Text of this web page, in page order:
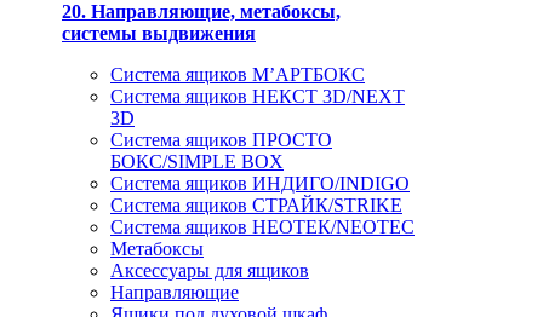
20. Направляющие, метабоксы,
системы выдвижения
Система ящиков М’АРТБОКС
Система ящиков НЕКСТ 3D/NEXT
3D
Система ящиков ПРОСТО
БОКС/SIMPLE BOX
Система ящиков ИНДИГО/INDIGO
Система ящиков СТРАЙК/STRIKE
Система ящиков НЕОТЕК/NEOTEC
Метабоксы
Аксессуары для ящиков
Направляющие